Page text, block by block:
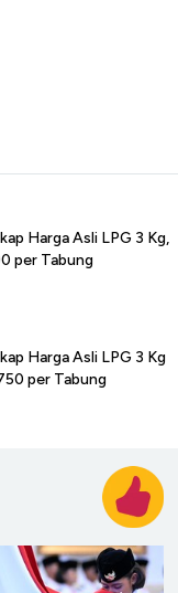
Harga Asli LPG 3 Kg,
per Tabung
Harga Asli LPG 3 Kg
per Tabung